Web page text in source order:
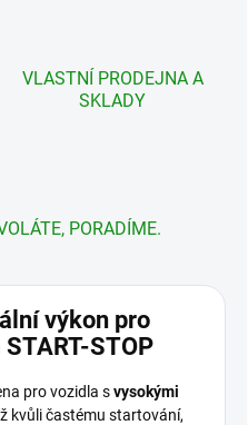
VLASTNÍ PRODEJNA A
SKLADY
PORADÍME.
výkon pro
STOP
pro vozidla svysokými
kvůli častému startování,